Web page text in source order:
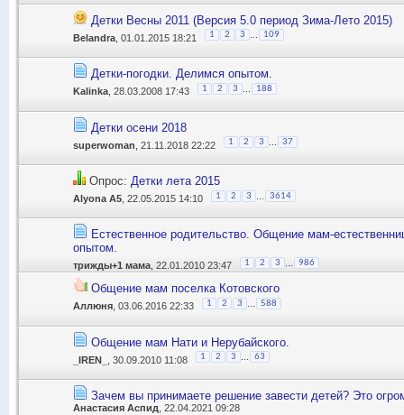
Детки Весны 2011 (Версия 5.0 период Зима-Лето 2015)
Belandra , 01.01.2015 18:21 1 2 3 109
Детки-погодки. Делимся опытом.
Kalinka , 28.03.2008 17:43 1 2 3 188
Детки осени 2018
superwoman , 21.11.2018 22:22 1 2 3 37
Опрос: Детки лета 2015
Alyona A5 , 22.05.2015 14:10 1 2 3 3614
Естественное родительство. Общение мам-
опытом.
трижды+1 мама , 22.01.2010 23:47 1 2 3 986
Общение мам поселка Котовского
Аллюня , 03.06.2016 22:33 1 2 3 588
Общение мам Нати и Нерубайского.
_IREN_ , 30.09.2010 11:08 1 2 3 ... 63
Зачем вы принимаете решение завести детей? Это
Анастасия Аспид , 22.04.2021 09:28